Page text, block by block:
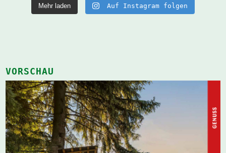
Mehr laden Auf Instagram folgen
VORSCHAU